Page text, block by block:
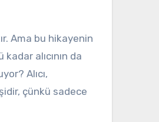
Ama bu hikayenin
alıcının da
Alıcı,
çünkü sadece